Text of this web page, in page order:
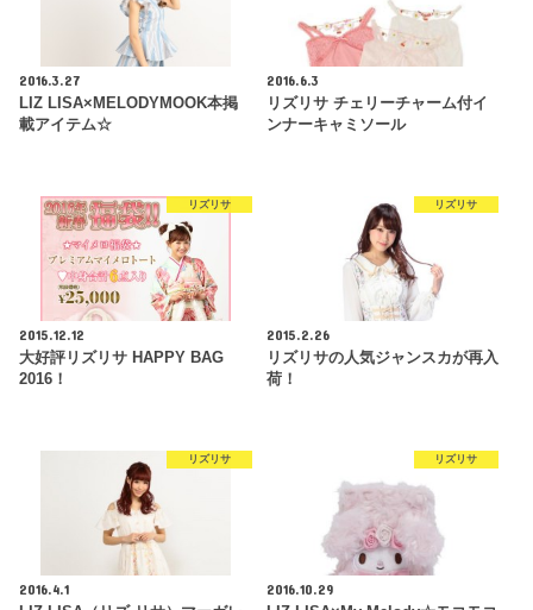
2016.3.27
LIZ LISA×MELODYMOOK本掲
載アイテム☆
2016.6.3
リズリサ チェリーチャーム付イ
ンナーキャミソール
リズリサ
2015.12.12
大好評リズリサ HAPPY BAG
2016！
リズリサ
2015.2.26
リズリサの人気ジャンスカが再入
荷！
リズリサ
2016.4.1
リズリサ
2016.10.29